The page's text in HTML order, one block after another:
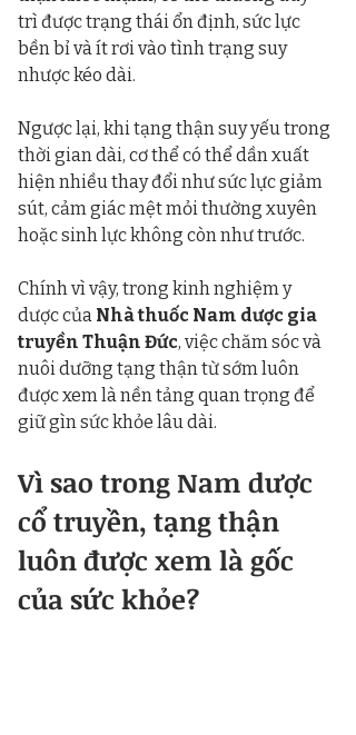
trì được trạng thái ổn định, sức lực
bền bỉ và ít rơi vào tình trạng suy
nhược kéo dài.
Ngược lại, khi tạng thận suy yếu trong
thời gian dài, cơ thể có thể dần xuất
hiện nhiều thay đổi như sức lực giảm
sút, cảm giác mệt mỏi thường xuyên
hoặc sinh lực không còn như trước.
Chính vì vậy, trong kinh nghiệm y
dược của Nhà thuốc Nam dược gia
truyền Thuận Đức, việc chăm sóc và
nuôi dưỡng tạng thận từ sớm luôn
được xem là nền tảng quan trọng để
giữ gìn sức khỏe lâu dài.
Vì sao trong Nam dược
cổ truyền, tạng thận
luôn được xem là gốc
của sức khỏe?